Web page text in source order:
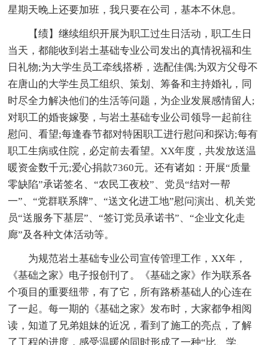
星期天晚上还要加班，我只要在公司，基本不休息。
【绩】继续组织开展为职工过生日活动，职工生日
当天，都能收到岩土基础专业公司发出的真情祝福和生
日礼物;为大学生员工牵线搭桥，选配佳偶;为双方父母不
在唐山的大学生员工组织、策划、筹备和主持婚礼，同
时尽全力解决他们的生活等问题，为企业发展感情留人;
对职工的婚丧嫁娶，与岩土基础专业公司领导一起前往
慰问、看望;每逢春节都对特困职工进行慰问和探访;每有
职工生病或住院，必定前去看望。XX年度，共发放送温
暖资金数千元;爱心捐款7360元。还有诸如：开展“质量
零缺陷”承诺签名、“农民工夜校”、党员“结对一帮
一”、“党群联系牌”、“送文化进工地”慰问演出、机关党
员“送服务下基层”、“签订党员承诺书”、“企业文化走
廊”及各种文体活动等。
为规范岩土基础专业公司宣传管理工作，XX年，
《基础之家》电子报创刊了。《基础之家》作为联系各
个项目的重要纽带，有了它，所有路桥基础人的心连在
了一起。每一期的《基础之家》发布时，大家都争相阅
读，知道了兄弟姐妹的近况，看到了施工的亮点，了解
了工程的进度，感受温暖的同时形成了一种“比、学、